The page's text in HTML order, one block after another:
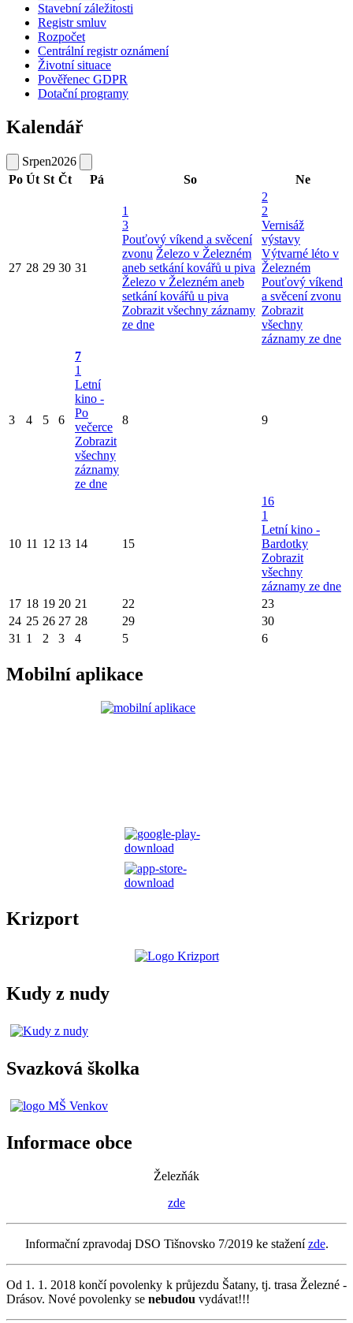
Stavební záležitosti
Registr smluv
Rozpočet
Centrální registr oznámení
Životní situace
Pověřenec GDPR
Dotační programy
Kalendář
Srpen2026
Po Út St Čt Pá So Ne
27 28 29 30 31
1
3
Pouťový víkend a svěcení
zvonu Železo v Železném
aneb setkání kovářů u piva
Železo v Železném aneb
setkání kovářů u piva
Zobrazit všechny záznamy
ze dne
2
2
Vernisáž
výstavy
Výtvarné léto v
Železném
Pouťový víkend
a svěcení zvonu
Zobrazit
všechny
záznamy ze dne
3 4 5 6
7
1
Letní
kino -
Po
večerce
Zobrazit
všechny
záznamy
ze dne
8 9
10 11 12 13 14 15
16
1
Letní kino -
Bardotky
Zobrazit
všechny
záznamy ze dne
17 18 19 20 21 22
23
24 25 26 27 28 29
30
31 1 2 3 4 5 6
Mobilní aplikace
Krizport
Kudy z nudy
Svazková školka
Informace obce
Železňák
zde
Informační zpravodaj DSO Tišnovsko 7/2019 ke staženízde.
Od 1. 1. 2018 končí povolenky k průjezdu Šatany, tj. trasa Železné -
Drásov. Nové povolenky se nebudou vydávat!!!